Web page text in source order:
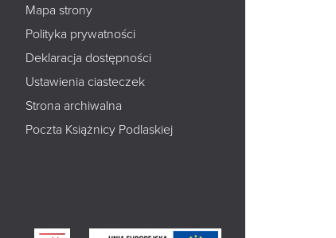
Mapa strony
Polityka prywatności
Deklaracja dostępności
Ustawienia ciasteczek
Strona archiwalna
Poczta Książnicy Podlaskiej